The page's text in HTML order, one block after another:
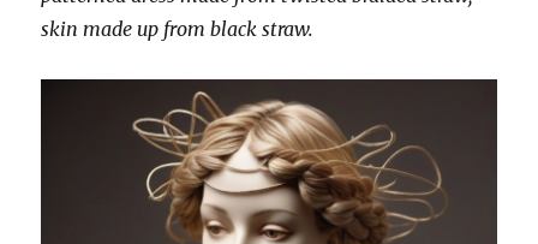
skin made up from black straw.